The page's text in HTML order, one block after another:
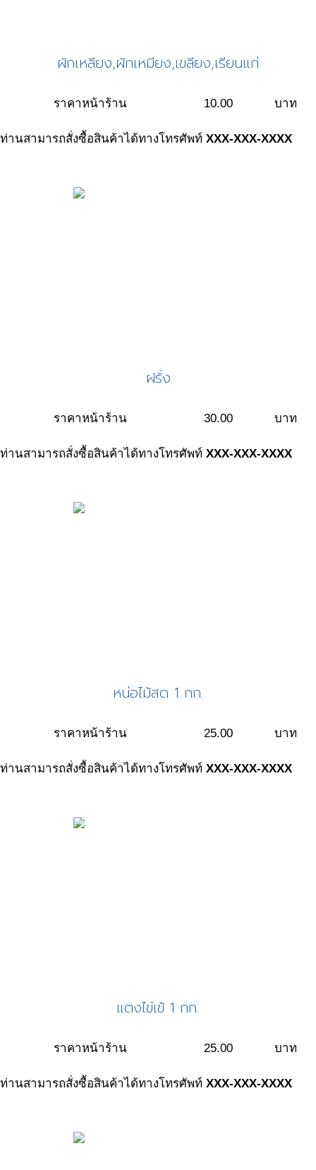
ผักเหลียง,ผักเหมียง,เขลียง,เรียนแก่
ราคาหน้าร้าน 10.00 บาท
ท่านสามารถสั่งซื้อสินค้าได้ทางโทรศัพท์ XXX-XXX-XXXX
ฝรั่ง
ราคาหน้าร้าน 30.00 บาท
ท่านสามารถสั่งซื้อสินค้าได้ทางโทรศัพท์ XXX-XXX-XXXX
หน่อไม้สด 1 กก.
ราคาหน้าร้าน 25.00 บาท
ท่านสามารถสั่งซื้อสินค้าได้ทางโทรศัพท์ XXX-XXX-XXXX
แตงไข่เข้ 1 กก.
ราคาหน้าร้าน 25.00 บาท
ท่านสามารถสั่งซื้อสินค้าได้ทางโทรศัพท์ XXX-XXX-XXXX